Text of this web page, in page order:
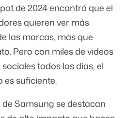
de 2024 encontró que el
quieren ver más
las marcas, más que
Pero con miles de videos
todos los días, el
es suficiente.
Samsung se destacan